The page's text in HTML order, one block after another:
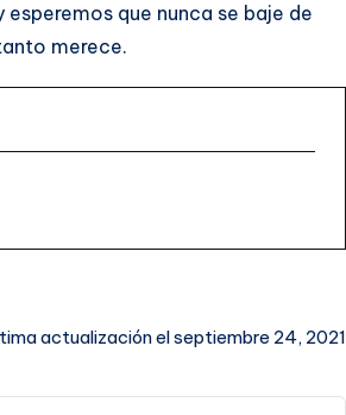
que nunca se baje de
merece.
actualización el septiembre 24, 2021